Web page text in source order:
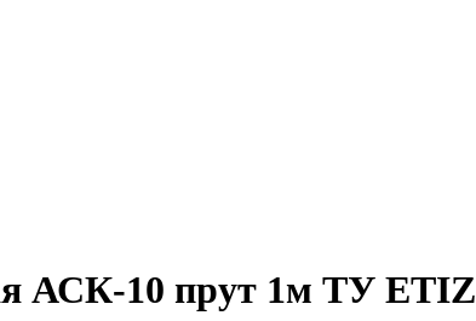
АСК-10 прут 1м ТУ ETIZ